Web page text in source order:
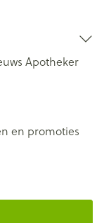
Apotheker
en promoties